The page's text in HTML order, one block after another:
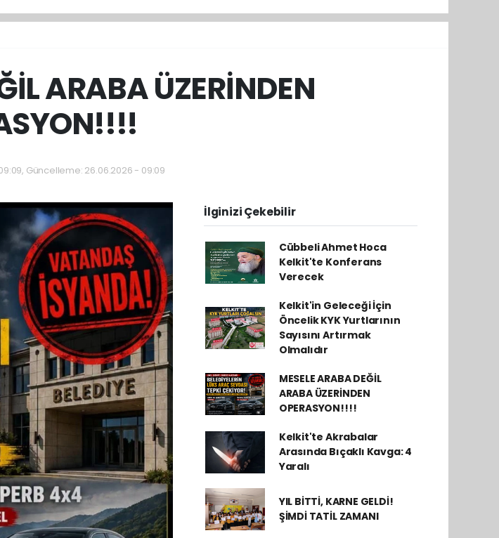
ARABA ÜZERİNDEN
Güncelleme: 26.06.2026 - 09:09
İlginizi Çekebilir
Cübbeli Ahmet Hoca
Kelkit'te Konferans
Verecek
Kelkit'in Geleceği İçin
Öncelik KYK Yurtlarının
Sayısını Artırmak
Olmalıdır
MESELE ARABA DEĞİL
ARABA ÜZERİNDEN
OPERASYON!!!!
Kelkit'te Akrabalar
Arasında Bıçaklı Kavga: 4
Yaralı
YIL BİTTİ, KARNE GELDİ!
ŞİMDİ TATİL ZAMANI